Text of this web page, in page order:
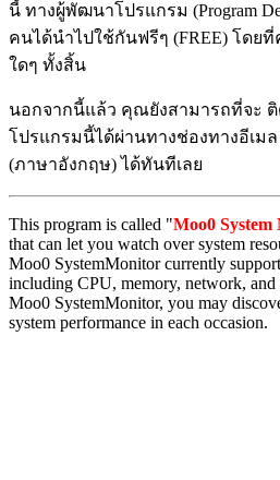
นี้ ทางผู้พัฒนาโปรแกรม (Program
คนได้นำไปใช้กันฟรีๆ (FREE) โดย
ใดๆ ทั้งสิ้น
นอกจากนี้แล้ว คุณยังสามารถที่จะ
โปรแกรมนี้ได้ผ่านทางช่องทางอีเมล
(ภาษาอังกฤษ) ได้ทันทีเลย
This program is called "Moo0
that can let you watch over system
Moo0 SystemMonitor currently
including CPU, memory, network,
Moo0 SystemMonitor, you may
system performance in each occasion.